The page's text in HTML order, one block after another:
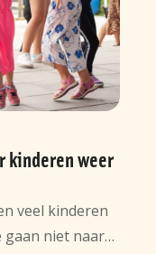
kinderen weer
veel kinderen
gaan niet naar…